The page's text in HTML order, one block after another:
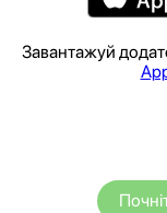
Завантажуй